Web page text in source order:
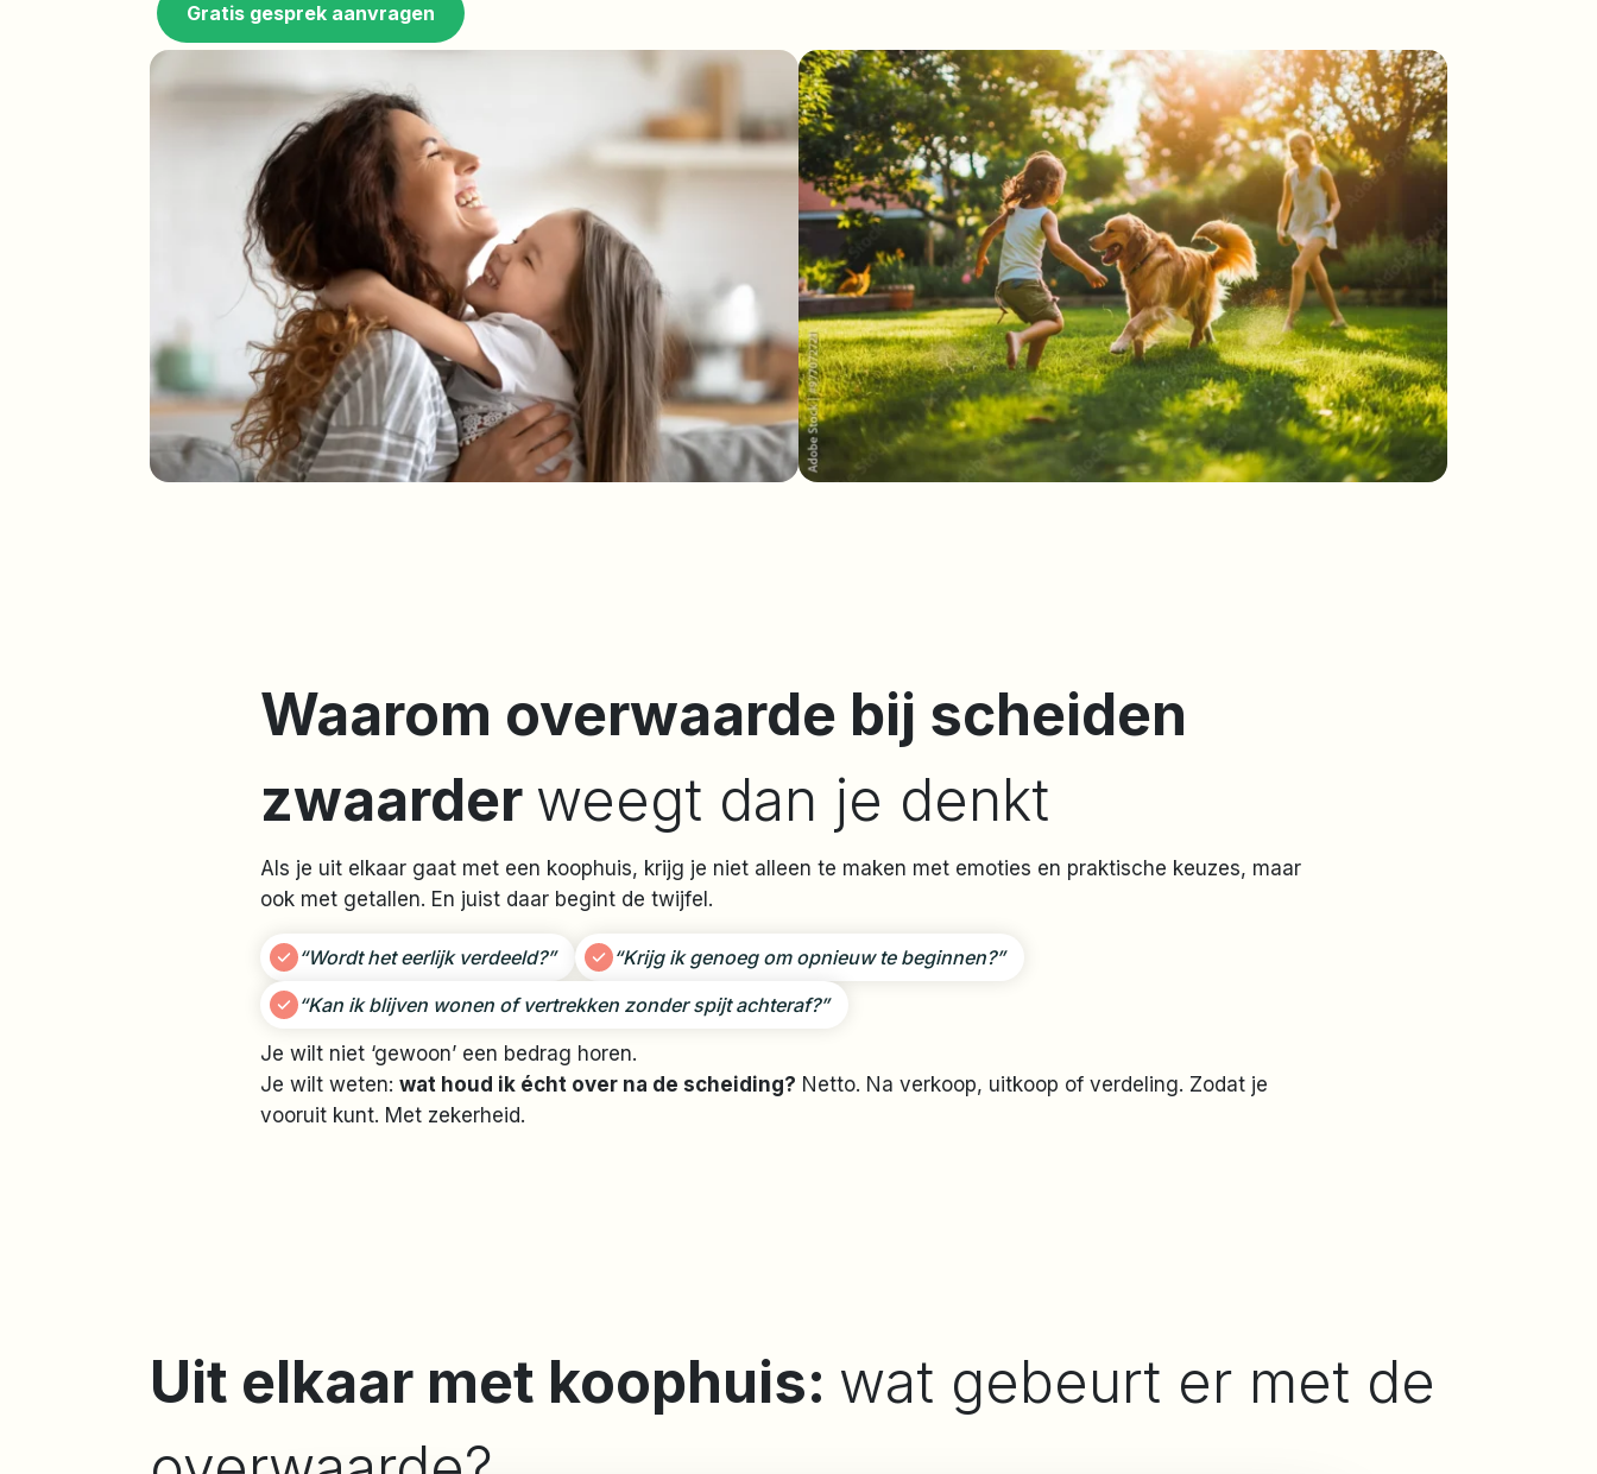
Gratis gesprek aanvragen
Waarom overwaarde bij scheiden
zwaarder weegt dan je denkt
Als je uit elkaar gaat met een koophuis, krijg je niet alleen te maken met emoties en praktische keuzes, maar
ook met getallen. En juist daar begint de twijfel.
“Wordt het eerlijk verdeeld?”
“Krijg ik genoeg om opnieuw te beginnen?”
“Kan ik blijven wonen of vertrekken zonder spijt achteraf?”
Je wilt niet ‘gewoon’ een bedrag horen.
Je wilt weten: wat houd ik écht over na de scheiding? Netto. Na verkoop, uitkoop of verdeling. Zodat je
vooruit kunt. Met zekerheid.
Uit elkaar met koophuis: wat gebeurt er met de